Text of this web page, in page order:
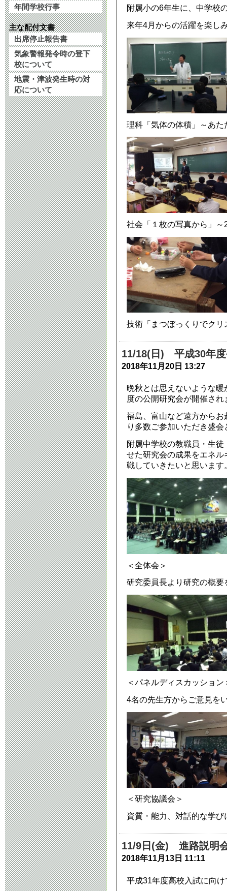
年間学校行事
主な配付文書
出席停止報告書
気象警報発令時の登下
校について
地震・津波発生時の対
応について
クリーン大作
2025年5月31日
修学旅行 3
2025年5月16日
令和７年度 生
2024年10月22日
令和６年附属
いて
2024年9月10日
タブレット端
2023年4月13日
附属小の6年生に、中学校
来年4月からの活躍を楽し
理科「気体の体積」～あ
社会「１枚の写真から」～
技術「まつぼっくりでクリ
11/18(日) 平成30年度
2018年11月20日 13:27
晩秋とは思えないような
度の公開研究会が開催され
福島、富山など遠方から
り多数ご参加いただき盛
附属中学校の教職員・生
せた研究会の成果をエネ
戦していきたいと思います
＜全体会＞
研究委員長より研究の概要
＜パネルディスカッション
4名の先生方からご意見を
＜研究協議会＞
資質・能力、対話的な学
11/9日(金) 進路説明
2018年11月13日 11:11
平成31年度高校入試に向